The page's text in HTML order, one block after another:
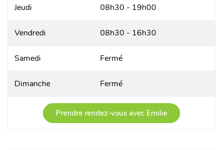
Jeudi 08h30 - 19h00
Vendredi 08h30 - 16h30
Samedi Fermé
Dimanche Fermé
Prendre rendez-vous avec Emilie